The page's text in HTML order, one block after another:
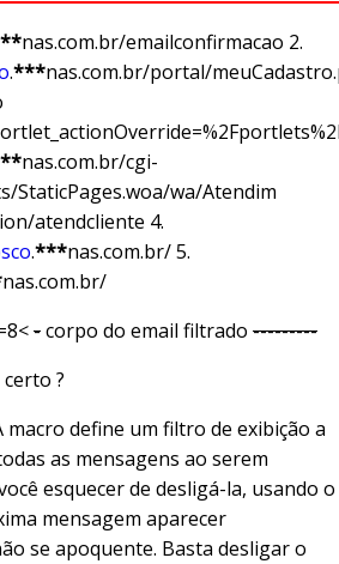
nas.com.br/emailconfirmacao 2.
.***nas.com.br/portal/
nas.com.br/cgi-
StaticPages.woa/wa/Atendim
atendcliente 4.
.***nas.com.br/ 5.
nas.com.br/
-corpo do email filtrado ---------
?
macro define um filtro de exibição a
as mensagens ao serem
esquecer de desligá-la, usando o
mensagem aparecer
se apoquente. Basta desligar o